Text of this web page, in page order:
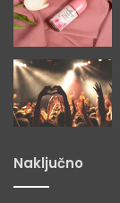
Naključno